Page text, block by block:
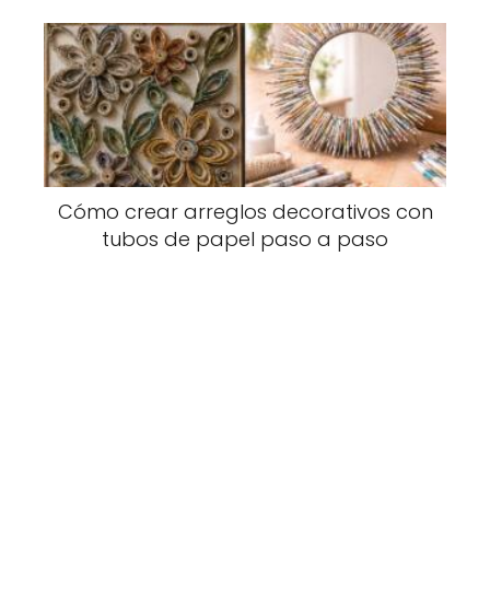
Cómo crear arreglos decorativos con
tubos de papel paso a paso